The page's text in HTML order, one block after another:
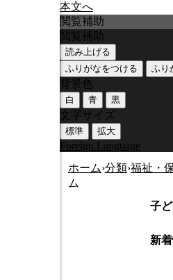
本文へ
閲覧補助
閲覧補助
読み上げる
ふりがなをつける
ふり
背景色
白 青 黒
文字サイズ
標準 拡大
Foreign Language
ホーム›分類›福祉・
ム
子
新